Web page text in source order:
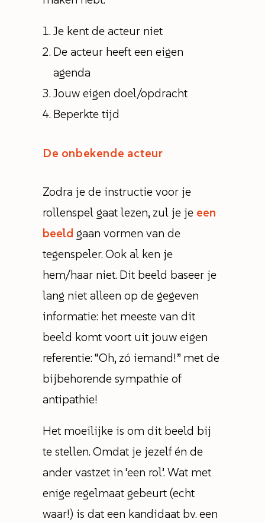
Je kent de acteur niet
De acteur heeft een eigen
agenda
Jouw eigen doel/opdracht
Beperkte tijd
De onbekende acteur
Zodra je de instructie voor je
rollenspel gaat lezen, zul je je een
beeld gaan vormen van de
tegenspeler. Ook al ken je
hem/haar niet. Dit beeld baseer je
lang niet alleen op de gegeven
informatie: het meeste van dit
beeld komt voort uit jouw eigen
referentie: “Oh, zó iemand!” met de
bijbehorende sympathie of
antipathie!
Het moeilijke is om dit beeld bij
te stellen. Omdat je jezelf én de
ander vastzet in ‘een rol’. Wat met
enige regelmaat gebeurt (echt
waar!) is dat een kandidaat bv. een